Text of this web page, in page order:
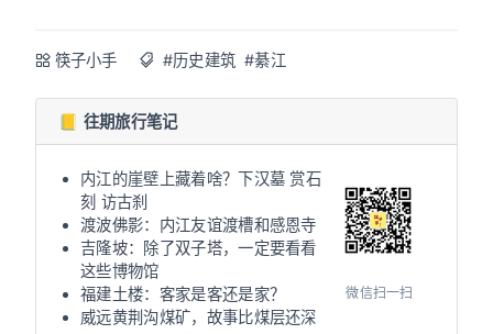
筷子小手 #历史建筑 #綦江
📒 往期旅行笔记
内江的崖壁上藏着啥？下汉墓 赏石
刻 访古刹
渡波佛影：内江友谊渡槽和感恩寺
吉隆坡：除了双子塔，一定要看看
这些博物馆
福建土楼：客家是客还是家？
威远黄荆沟煤矿，故事比煤层还深
微信扫一扫